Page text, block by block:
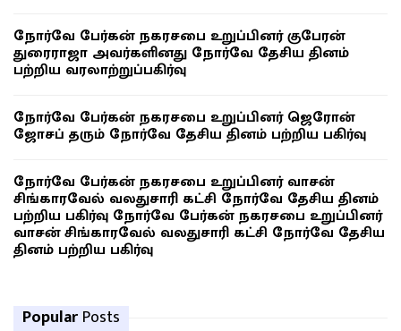
நோர்வே பேர்கன் நகரசபை உறுப்பினர் குபேரன்
துரைராஜா அவர்களினது நோர்வே தேசிய தினம்
பற்றிய வரலாற்றுப்பகிர்வு
நோர்வே பேர்கன் நகரசபை உறுப்பினர் ஜெரோன்
ஜோசப் தரும் நோர்வே தேசிய தினம் பற்றிய பகிர்வு
நோர்வே பேர்கன் நகரசபை உறுப்பினர் வாசன்
சிங்காரவேல் வலதுசாரி கட்சி நோர்வே தேசிய தினம்
பற்றிய பகிர்வு நோர்வே பேர்கன் நகரசபை உறுப்பினர்
வாசன் சிங்காரவேல் வலதுசாரி கட்சி நோர்வே தேசிய
தினம் பற்றிய பகிர்வு
Popular Posts